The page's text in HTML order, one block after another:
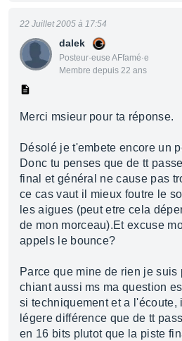
dalek
Posteur·euse AFfamé·e
Membre depuis 22 ans
22 Juillet 2005 à 17:54
Merci msieur pour ta réponse.
Désolé je t'embete encore un
Donc tu penses que de tt
final et général ne cause pas
ce cas vaut il mieux foutre le
les aigues (peut etre cela
de mon morceau).Et excuse
appels le bounce?
Parce que mine de rien je suis
chiant aussi ms ma question
si techniquement et a l'écoute,
légere différence que de tt
en 16 bits plutot que la piste